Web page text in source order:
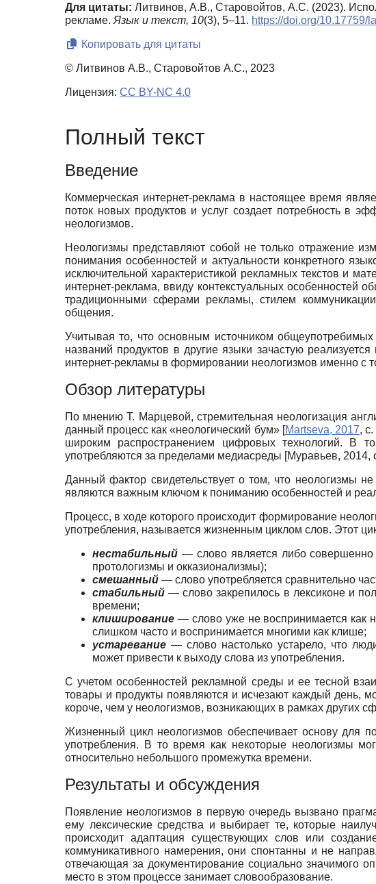
Для цитаты: Литвинов, А.В., Старовойтов, А.С. (2023).
рекламе. Язык и текст, 10(3), 5–11. https://doi.org/10.17759/
Копировать для цитаты
© Литвинов А.В., Старовойтов А.С., 2023
Лицензия: CC BY-NC 4.0
Полный текст
Введение
Коммерческая интернет-реклама в настоящее время
поток новых продуктов и услуг создает потребность в
неологизмов.
Неологизмы представляют собой не только отражение
понимания особенностей и актуальности конкретного
исключительной характеристикой рекламных текстов и
интернет-реклама, ввиду контекстуальных особенностей
традиционными сферами рекламы, стилем
общения.
Учитывая то, что основным источником
названий продуктов в другие языки зачастую
интернет-рекламы в формировании неологизмов именно с
Обзор литературы
По мнению Т. Марцевой, стремительная неологизация
данный процесс как «неологический бум» [Martseva, 2017, с.
широким распространением цифровых технологий. В
употребляются за пределами медиасреды [Муравьев, 2014,
Данный фактор свидетельствует о том, что неологизмы
являются важным ключом к пониманию особенностей и
Процесс, в ходе которого происходит формирование
употребления, называется жизненным циклом слов. Этот
нестабильный — слово является либо совершенно
протологизмы и окказионализмы);
смешанный — слово употребляется сравнительно
стабильный — слово закрепилось в лексиконе и
времени;
клиширование — слово уже не воспринимается как
слишком часто и воспринимается многими как клише;
устаревание — слово настолько устарело, что
может привести к выходу слова из употребления.
С учетом особенностей рекламной среды и ее тесной
товары и продукты появляются и исчезают каждый день,
короче, чем у неологизмов, возникающих в рамках других
Жизненный цикл неологизмов обеспечивает основу для
употребления. В то время как некоторые неологизмы
относительно небольшого промежутка времени.
Результаты и обсуждения
Появление неологизмов в первую очередь вызвано
ему лексические средства и выбирает те, которые
происходит адаптация существующих слов или
коммуникативного намерения, они спонтанны и не
отвечающая за документирование социально значимого
место в этом процессе занимает словообразование.